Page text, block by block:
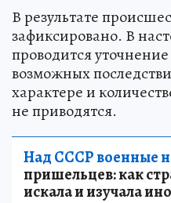
В результате
зафиксировано. В
проводится
возможных
характере и
не приводятся.
Над СССР военные
пришельцев: как
искала и изучала